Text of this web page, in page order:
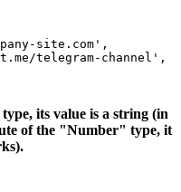
site.com',
telegram-channel',
its value is a string (in
of the "Number" type, it